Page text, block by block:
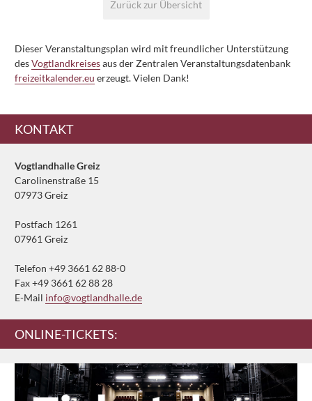
Zurück zur Übersicht
Dieser Veranstaltungsplan wird mit freundlicher Unterstützung
desVogtlandkreisesaus der Zentralen Veranstaltungsdatenbank
freizeitkalender.eu erzeugt. Vielen Dank!
Ergänzendes
KONTAKT
Vogtlandhalle Greiz
Carolinenstraße 15
07973 Greiz
Postfach 1261
07961 Greiz
Telefon +49 3661 62 88-0
Fax +49 3661 62 88 28
E-Mail info@vogtlandhalle.de
ONLINE-TICKETS: